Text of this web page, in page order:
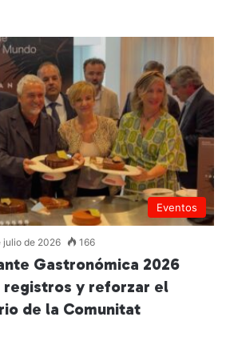
Eventos
julio de 2026 166
Gastronómica 2026
registros y reforzar el
de la Comunitat